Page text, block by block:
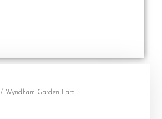
Wyndham Garden Lara